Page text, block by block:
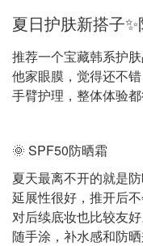
夏日护肤新搭子
推荐一个宝藏韩系护
他家眼膜，觉得还不
手臂护理，整体体验
🌞 SPF50防晒霜
夏天最离不开的就是
延展性很好，推开后
对后续底妆也比较友
随手涂，补水感和防晒